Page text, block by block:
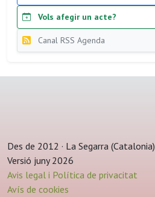
Vols afegir un acte?
Canal RSS Agenda
Des de 2012 · La Segarra (Catalonia)
Versió juny 2026
Avis legal i Política de privacitat
Avís de cookies